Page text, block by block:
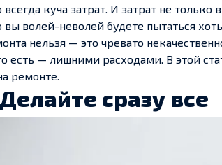
куча затрат. И затрат не
вы волей-неволей будете пытаться
нельзя — это чревато
есть — лишними расходами. В этой
ремонте.
сразу все